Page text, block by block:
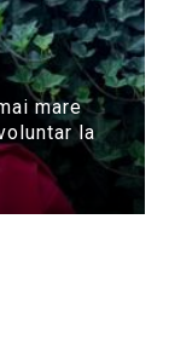
mare
la